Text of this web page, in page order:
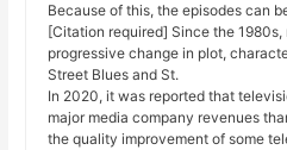
Because of this, the episodes can
[Citation required] Since the
progressive change in plot,
Street Blues and St.
In 2020, it was reported that
major media company revenues
the quality improvement of some